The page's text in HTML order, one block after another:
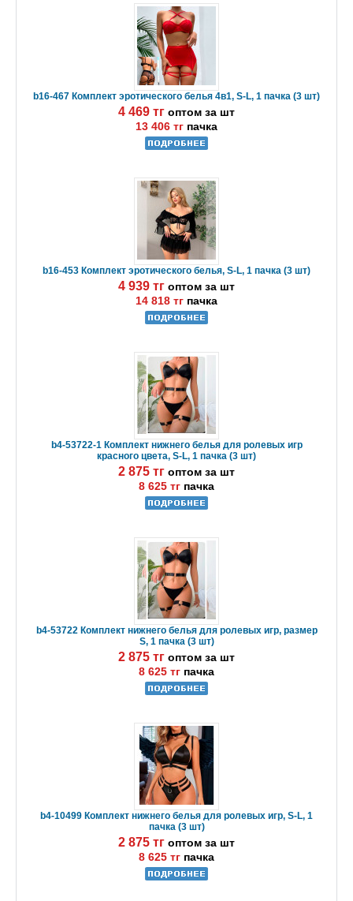
b16-467 Комплект эротического белья 4в1, S-L, 1 пачка (3 шт)
4 469 тг оптом за шт
13 406 тг пачка
b16-453 Комплект эротического белья, S-L, 1 пачка (3 шт)
4 939 тг оптом за шт
14 818 тг пачка
b4-53722-1 Комплект нижнего белья для ролевых игр
красного цвета, S-L, 1 пачка (3 шт)
2 875 тг оптом за шт
8 625 тг пачка
b4-53722 Комплект нижнего белья для ролевых игр, размер
S, 1 пачка (3 шт)
2 875 тг оптом за шт
8 625 тг пачка
b4-10499 Комплект нижнего белья для ролевых игр, S-L, 1
пачка (3 шт)
2 875 тг оптом за шт
8 625 тг пачка